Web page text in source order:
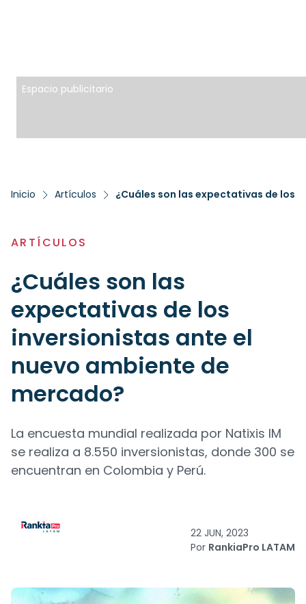
Espacio publicitario
Inicio Artículos ¿Cuáles son las expectativas de los
ARTÍCULOS
¿Cuáles son las
expectativas de los
inversionistas ante el
nuevo ambiente de
mercado?
La encuesta mundial realizada por Natixis IM
se realiza a 8.550 inversionistas, donde 300 se
encuentran en Colombia y Perú.
22 JUN, 2023
Por RankiaPro LATAM